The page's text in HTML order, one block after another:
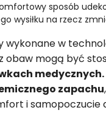
sposób
wysiłku na rzecz
wykonane w
obaw mogą być
medycznych.
zapachu
i samopoczucie